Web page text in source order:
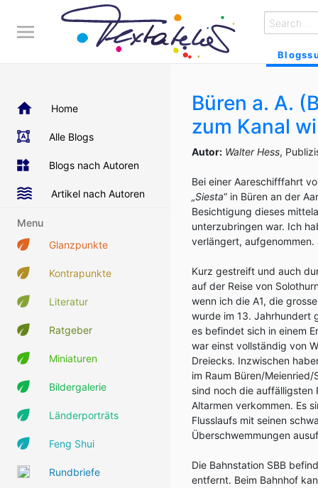
Home
Alle Blogs
Blogs nach Autoren
Artikel nach Autoren
Menu
Glanzpunkte
Kontrapunkte
Literatur
Ratgeber
Miniaturen
Bildergalerie
Länderporträts
Feng Shui
Rundbriefe
Büren a. A.
zum Kanal
Autor: Walter Hess,
Bei einer Aareschifffahrt
„Siesta“ in Büren an der
Besichtigung dieses
unterzubringen war. Ich
verlängert,
Kurz gestreift und auch
auf der Reise von
wenn ich die A1, die
wurde im 13. Jahrhundert
es befindet sich in einem
war einst vollständig von
Dreiecks. Inzwischen
im Raum Büren/
sind noch die auffälligsten
Altarmen verkommen. Es
Flusslaufs mit seinen
Überschwemmungen
Die Bahnstation SBB
entfernt. Beim Bahnhof